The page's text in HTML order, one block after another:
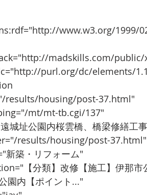
www.w3.org/1999/
madskills.com/
purl.org/dc/elements/
results/housing/post-37.html"
mt/mt-tb.cgi/137"
高遠城址公園内桜雲橋、橋梁修繕工
results/housing/post-37.html"
新築・リフォーム"
園内【ポイント..."